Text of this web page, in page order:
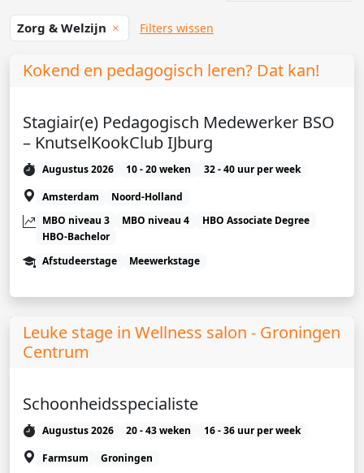
Zorg & Welzijn Filters wissen
Kokend en pedagogisch leren? Dat kan!
Stagiair(e) Pedagogisch Medewerker BSO
– KnutselKookClub IJburg
Augustus 2026 10 - 20 weken
32 - 40 uur per week
Amsterdam
Noord-Holland
MBO niveau 3
MBO niveau 4
HBO Associate Degree
HBO-Bachelor
Afstudeerstage
Meewerkstage
Leuke stage in Wellness salon - Groningen
Centrum
Schoonheidsspecialiste
Augustus 2026 20 - 43 weken
16 - 36 uur per week
Farmsum
Groningen